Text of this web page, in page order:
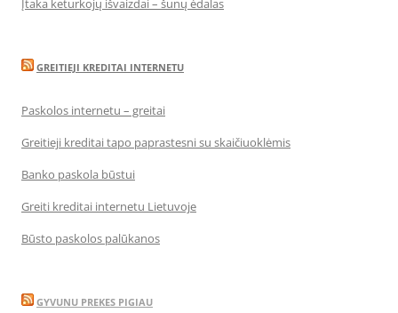
Įtaka keturkojų išvaizdai – šunų ėdalas
GREITIEJI KREDITAI INTERNETU
Paskolos internetu – greitai
Greitieji kreditai tapo paprastesni su skaičiuoklėmis
Banko paskola būstui
Greiti kreditai internetu Lietuvoje
Būsto paskolos palūkanos
GYVUNU PREKES PIGIAU